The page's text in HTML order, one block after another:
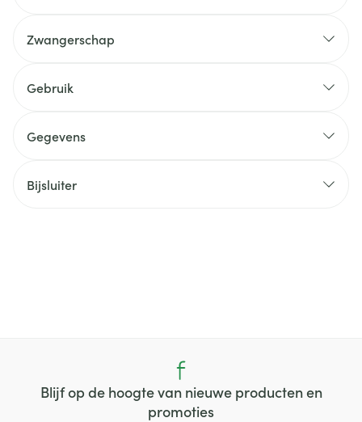
Zwangerschap
Gebruik
Gegevens
Bijsluiter
Blijf op de hoogte van nieuwe producten en
promoties